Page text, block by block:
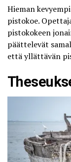
Hieman
pistokoe.
pistokokeen
päättelevät
että yllättävän